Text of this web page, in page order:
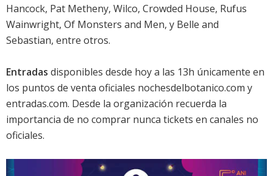
Hancock, Pat Metheny, Wilco, Crowded House, Rufus
Wainwright, Of Monsters and Men, y Belle and
Sebastian, entre otros.
Entradas disponibles desde hoy a las 13h únicamente en
los puntos de venta oficiales nochesdelbotanico.com y
entradas.com. Desde la organización recuerda la
importancia de no comprar nunca tickets en canales no
oficiales.